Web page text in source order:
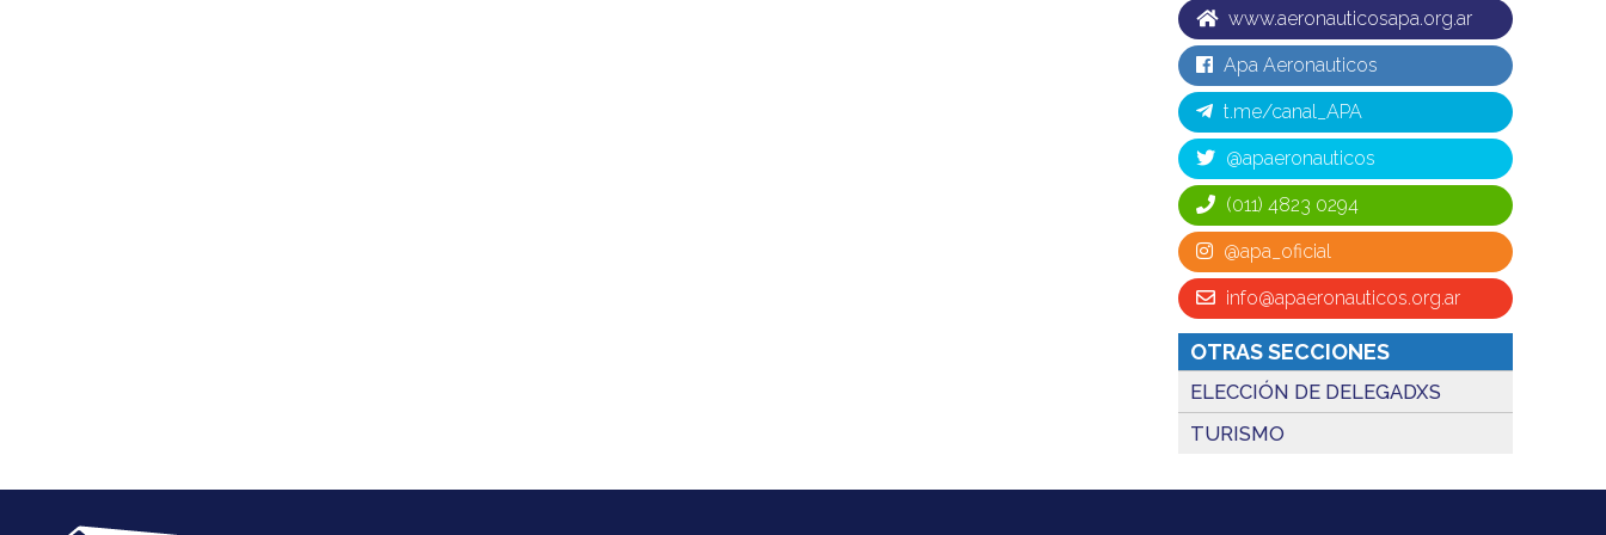
www.aeronauticosapa.org.ar
Apa Aeronauticos
t.me/canal_APA
@apaeronauticos
(011) 4823 0294
@apa_oficial
info@apaeronauticos.org.ar
OTRAS SECCIONES
ELECCIÓN DE DELEGADXS
TURISMO